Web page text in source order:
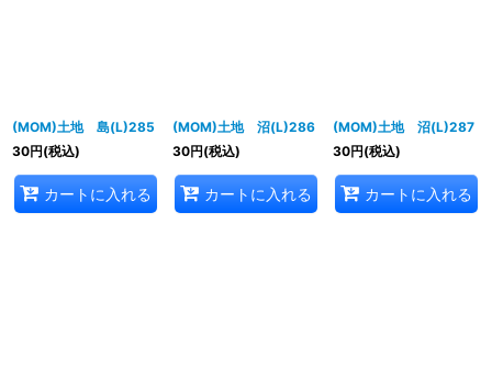
(MOM)土地 島(L)285
30円(税込)
カートに入れる
(MOM)土地 沼(L)286
30円(税込)
カートに入れる
(MOM)土地 沼(L)287
30円(税込)
カートに入れる